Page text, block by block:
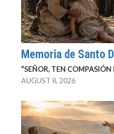
Memoria de Santo
“SEÑOR, TEN
AUGUST 8, 2026